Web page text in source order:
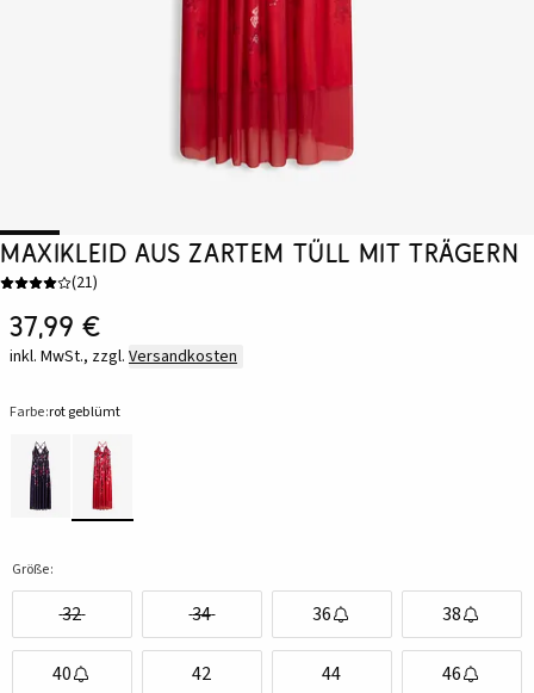
Maxikleid aus zartem Tüll mit Trägern
(21)
37,99 €
inkl. MwSt., zzgl. Versandkosten
Farbe:rot geblümt
Größe:
32 34 36 38
40 42 44 46